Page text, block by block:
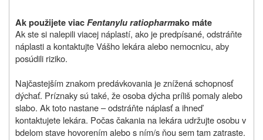
Ak použijete viacFentanylu ratiopharmako máte
Ak ste si nalepili viacej náplastí, ako je predpísané, odstráňte
náplasti a kontaktujte Vášho lekára alebo nemocnicu, aby
posúdili riziko.
Najčastejším znakom predávkovania je znížená schopnosť
dýchať. Príznaky sú také, že osoba dýcha príliš pomaly alebo
slabo. Ak toto nastane – odstráňte náplasť a ihneď
kontaktujete lekára. Počas čakania na lekára udržujte osobu v
bdelom stave hovorením alebo s ním/s ňou sem tam zatraste.